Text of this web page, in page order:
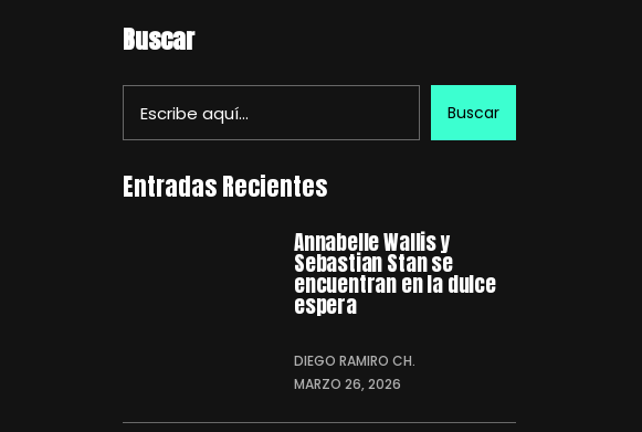
Buscar
Buscar
Entradas Recientes
Annabelle Wallis y
Sebastian Stan se
encuentran en la dulce
espera
DIEGO RAMIRO CH.
MARZO 26, 2026